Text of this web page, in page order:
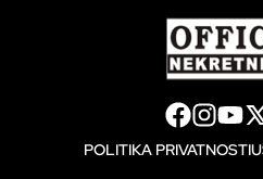
POLITIKA PRIVATNOSTI